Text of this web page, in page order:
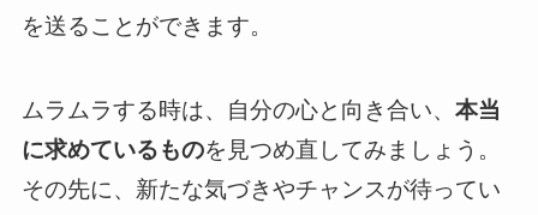
を送ることができます。
ムラムラする時は、自分の心と向き合い、 本当
に求めているものを見つめ直してみましょう。
その先に、新たな気づきやチャンスが待ってい